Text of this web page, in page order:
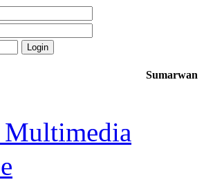
Sumarwan
Multimedia